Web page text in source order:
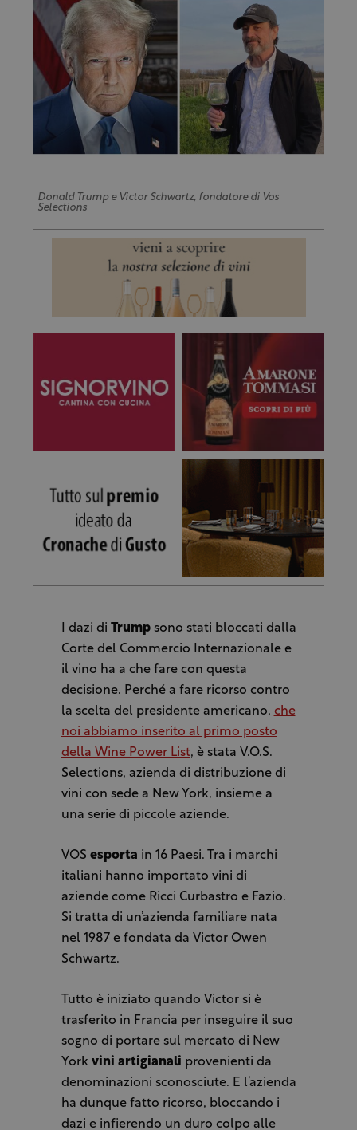
Donald Trump e Victor Schwartz, fondatore di Vos
Selections
I dazi di Trumpsono stati bloccati dalla
Corte del Commercio Internazionale e
il vino ha a che fare con questa
decisione. Perché a fare ricorso contro
la scelta del presidente americano, che
noi abbiamo inserito al primo posto
della Wine Power List, è stata V.O.S.
Selections, azienda di distribuzione di
vini con sede a New York, insieme a
una serie di piccole aziende.
VOS esporta in 16 Paesi. Tra i marchi
italiani hanno importato vini di
aziende come Ricci Curbastro e Fazio.
Si tratta di un’azienda familiare nata
nel 1987 e fondata da Victor Owen
Schwartz.
Tutto è iniziato quando Victor si è
trasferito in Francia per inseguire il suo
sogno di portare sul mercato di New
York vini artigianali provenienti da
denominazioni sconosciute. E l’azienda
ha dunque fatto ricorso, bloccando i
dazi e infierendo un duro colpo alle